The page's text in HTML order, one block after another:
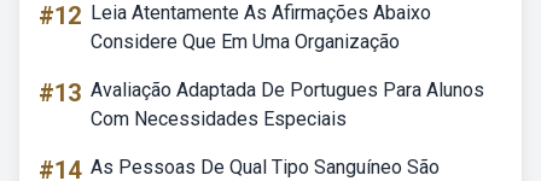
#12 Leia Atentamente As Afirmações Abaixo
Considere Que Em Uma Organização
#13 Avaliação Adaptada De Portugues Para Alunos
Com Necessidades Especiais
#14 As Pessoas De Qual Tipo Sanguíneo São